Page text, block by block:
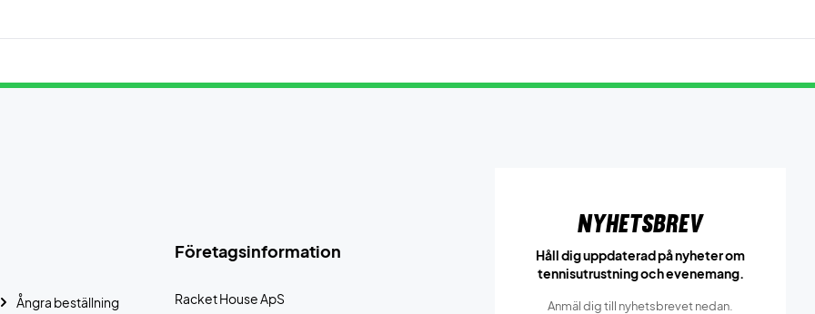
Företagsinformation
Racket House ApS
Ångra beställning
Nyhetsbrev
Håll dig uppdaterad på nyheter om
tennisutrustning och evenemang.
Anmäl dig till nyhetsbrevet nedan.